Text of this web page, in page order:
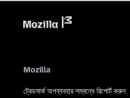
Mozilla
ট্রেডমার্ক অপব্যবহার সম্বন্ধে রিপোর্ট করুন